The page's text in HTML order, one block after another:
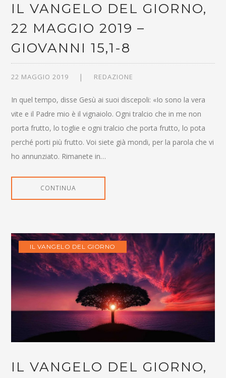
IL VANGELO DEL GIORNO,
22 MAGGIO 2019 –
GIOVANNI 15,1-8
22 MAGGIO 2019 REDAZIONE
In quel tempo, disse Gesù ai suoi discepoli: «Io sono la vera
vite e il Padre mio è il vignaiolo. Ogni tralcio che in me non
porta frutto, lo toglie e ogni tralcio che porta frutto, lo pota
perché porti più frutto. Voi siete già mondi, per la parola che vi
ho annunziato. Rimanete in…
CONTINUA
IL VANGELO DEL GIORNO
IL VANGELO DEL GIORNO,